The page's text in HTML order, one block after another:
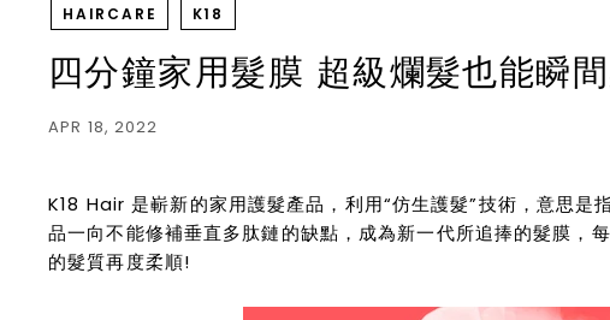
HAIRCARE
K18
四分鐘家用髮膜 超級爛髮也能瞬
APR 18, 2022
K18 Hair 是嶄新的家用護髮產品，利用“仿生護髮”技術， 意思是
品一向不能修補垂直多肽鏈的缺點，成為新一代所追捧的髮膜，
的髮質再度柔順!